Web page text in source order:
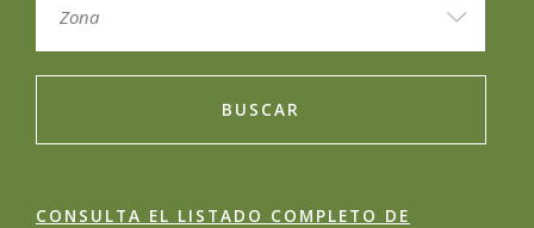
BUSCAR
CONSULTA EL LISTADO COMPLETO DE